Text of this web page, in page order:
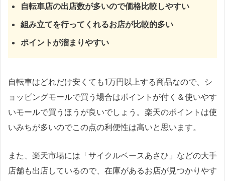
自転車店の出店数が多いので価格比較しやすい
組み立てを行ってくれるお店が比較的多い
ポイントが溜まりやすい
自転車はどれだけ安くても1万円以上する商品なので、シ
ョッピングモールで買う場合はポイントが付く＆使いやす
いモールで買うほうが良いでしょう。楽天のポイントは使
いみちが多いのでこの点の利便性は高いと思います。
また、楽天市場には「サイクルベースあさひ」などの大手
店舗も出店しているので、在庫があるお店が見つかりやす